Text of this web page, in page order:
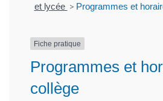
et lycée > Programmes et
Fiche pratique
Programmes et
collège